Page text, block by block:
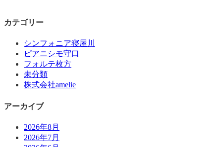
カテゴリー
シンフォニア寝屋川
ピアニシモ守口
フォルテ枚方
未分類
株式会社amelie
アーカイブ
2026年8月
2026年7月